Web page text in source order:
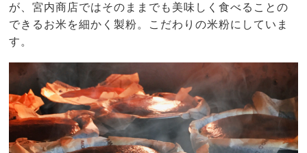
が、宮内商店ではそのままでも美味しく食べることの
できるお米を細かく製粉。こだわりの米粉にしていま
す。